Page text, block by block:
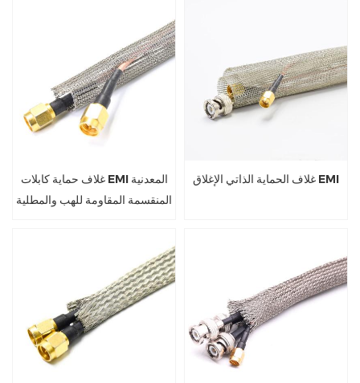
غلاف حماية كابلات EMI المعدنية
المنقسمة المقاومة للهب والمطلية
غلاف الحماية الذاتي الإغلاق EMI